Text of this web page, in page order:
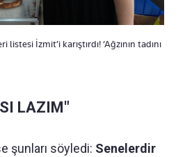
İzmit’i karıştırdı! ‘Ağzının tadını
LAZIM"
şunları söyledi: Senelerdir